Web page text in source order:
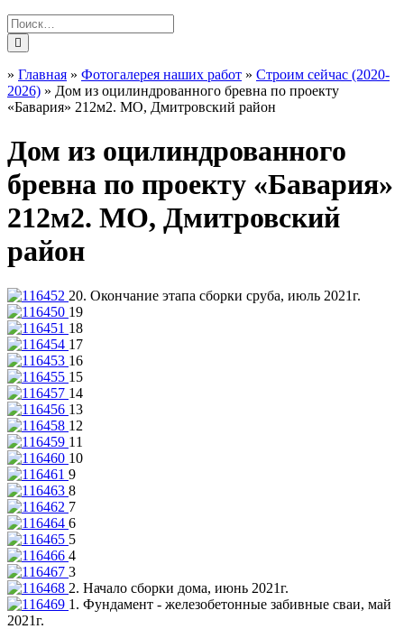
» Главная » Фотогалерея наших работ » Строим сейчас (2020-
2026) » Дом из оцилиндрованного бревна по проекту
«Бавария» 212м2. МО, Дмитровский район
Дом из оцилиндрованного
бревна по проекту «Бавария»
212м2. МО, Дмитровский
район
20. Окончание этапа сборки сруба, июль 2021г.
19
18
17
16
15
14
13
12
11
10
9
8
7
6
5
4
3
2. Начало сборки дома, июнь 2021г.
1. Фундамент - железобетонные забивные сваи, май
2021г.